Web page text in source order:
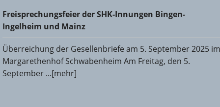
Freisprechungsfeier der SHK-Innungen Bingen-Ingelheim
und Mainz
Freisprechungsfeier der SHK-Innungen Bingen-
Ingelheim und Mainz
Überreichung der Gesellenbriefe am 5. September 2025 im
Margarethenhof Schwabenheim Am Freitag, den 5.
September ...[mehr]